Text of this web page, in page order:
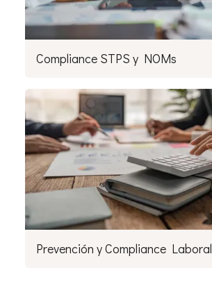
Compliance STPS y NOMs
Prevención y Compliance Laboral